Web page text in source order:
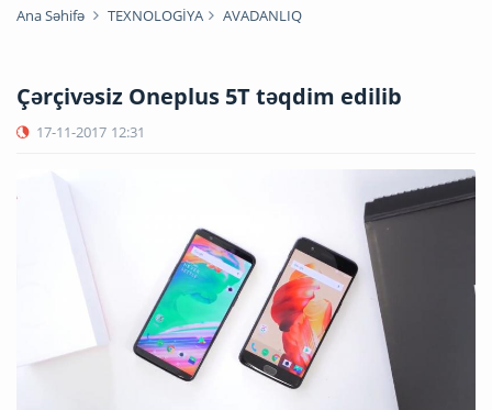
Ana Səhifə TEXNOLOGİYA AVADANLIQ
Çərçivəsiz Oneplus 5T təqdim edilib
17-11-2017 12:31